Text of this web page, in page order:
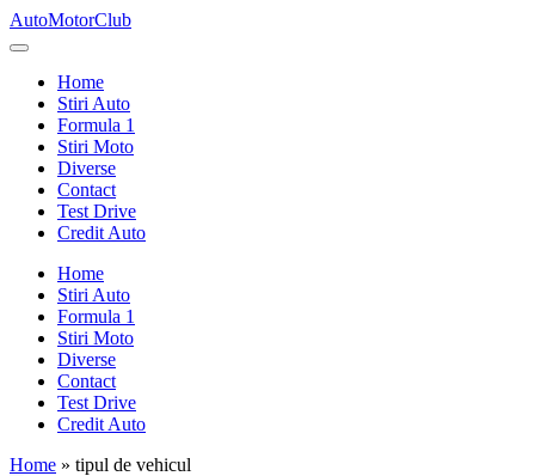
Skip
to
AutoMotorClub
Totul
masini
pasionatii
masini
Home
Stiri Auto
Formula 1
Stiri Moto
Diverse
Contact
Test Drive
Credit Auto
Home
Stiri Auto
Formula 1
Stiri Moto
Diverse
Contact
Test Drive
Credit Auto
Home » tipul de vehicul